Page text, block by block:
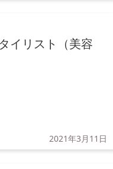
イリスト（美容
2021年3月11日